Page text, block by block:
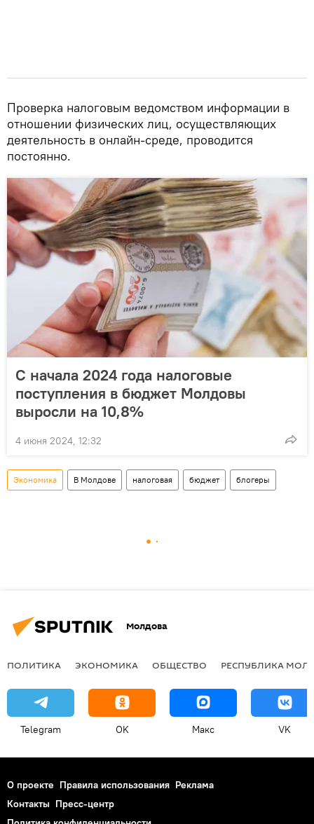
Проверка налоговым ведомством информации в
отношении физических лиц, осуществляющих
деятельность в онлайн-среде, проводится
постоянно.
С начала 2024 года налоговые
поступления в бюджет Молдовы
выросли на 10,8%
4 июня 2024, 12:32
Экономика В Молдове налоговая бюджет блогеры
Молдова
ПОЛИТИКА ЭКОНОМИКА ОБЩЕСТВО РЕСПУБЛИКА
Telegram OK Макс VK
О проекте Правила использования Реклама
Контакты Пресс-центр